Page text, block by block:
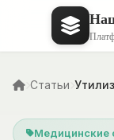
Статьи
Медицинские